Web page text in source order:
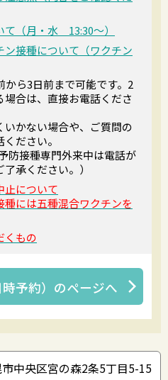
て（月・水 13:30〜）
接種について（ワクチン
から3日前まで可能です。2
合は、直接お電話くださ
かない場合や、ご質問の
ださい。
防接種専門外来中は電話が
承ください。）
止について
には五種混合ワクチンを
くもの
予約） のページへ
中央区宮の森2条5丁目5-15